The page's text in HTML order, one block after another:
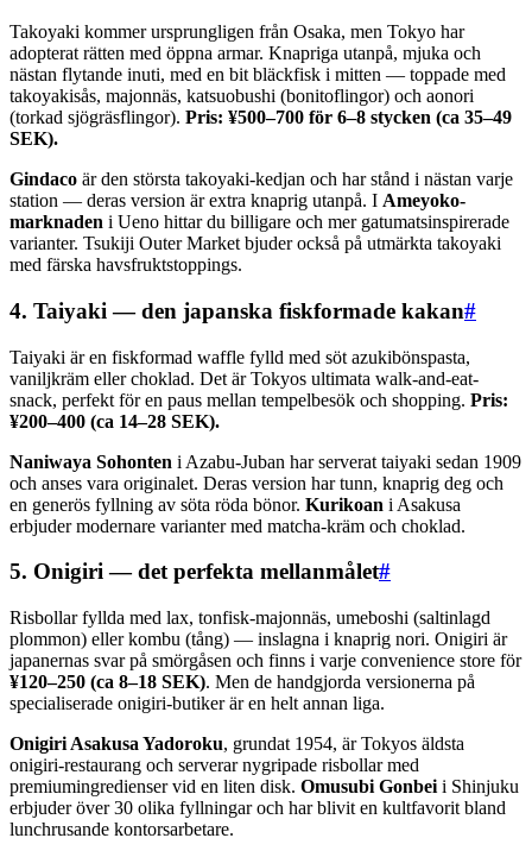
Takoyaki kommer ursprungligen från Osaka, men Tokyo har
adopterat rätten med öppna armar. Knapriga utanpå, mjuka och
nästan flytande inuti, med en bit bläckfisk i mitten — toppade med
takoyakisås, majonnäs, katsuobushi (bonitoflingor) och aonori
(torkad sjögräsflingor). Pris: ¥500–700 för 6–8 stycken (ca 35–49
SEK).
Gindaco är den största takoyaki-kedjan och har stånd i nästan varje
station — deras version är extra knaprig utanpå. I Ameyoko-
marknaden i Ueno hittar du billigare och mer gatumatsinspirerade
varianter. Tsukiji Outer Market bjuder också på utmärkta takoyaki
med färska havsfruktstoppings.
4. Taiyaki — den japanska fiskformade kakan#
Taiyaki är en fiskformad waffle fylld med söt azukibönspasta,
vaniljkräm eller choklad. Det är Tokyos ultimata walk-and-eat-
snack, perfekt för en paus mellan tempelbesök och shopping. Pris:
¥200–400 (ca 14–28 SEK).
Naniwaya Sohonten i Azabu-Juban har serverat taiyaki sedan 1909
och anses vara originalet. Deras version har tunn, knaprig deg och
en generös fyllning av söta röda bönor. Kurikoan i Asakusa
erbjuder modernare varianter med matcha-kräm och choklad.
5. Onigiri — det perfekta mellanmålet#
Risbollar fyllda med lax, tonfisk-majonnäs, umeboshi (saltinlagd
plommon) eller kombu (tång) — inslagna i knaprig nori. Onigiri är
japanernas svar på smörgåsen och finns i varje convenience store för
¥120–250 (ca 8–18 SEK). Men de handgjorda versionerna på
specialiserade onigiri-butiker är en helt annan liga.
Onigiri Asakusa Yadoroku, grundat 1954, är Tokyos äldsta
onigiri-restaurang och serverar nygripade risbollar med
premiumingredienser vid en liten disk. Omusubi Gonbei i Shinjuku
erbjuder över 30 olika fyllningar och har blivit en kultfavorit bland
lunchrusande kontorsarbetare.